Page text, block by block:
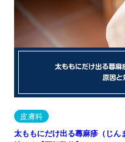
皮膚科
太ももにだけ出る蕁麻疹（じ